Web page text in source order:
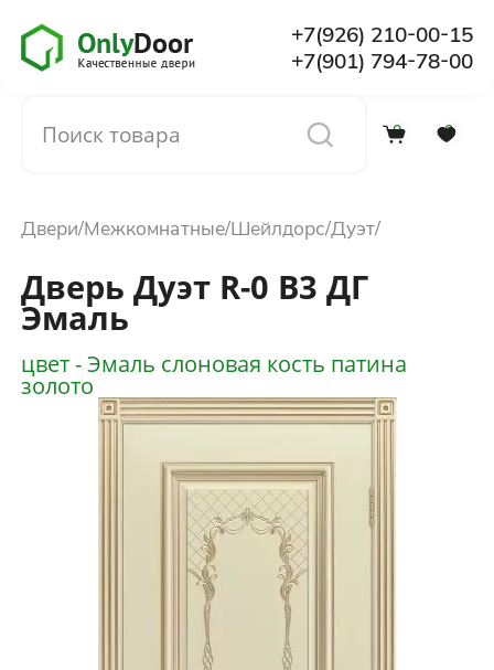
+7(926) 210-00-15
+7(901) 794-78-00
0 0
О компании
Установка
Доставка и оплата
Двери Межкомнатные Шейлдорс Дуэт
Дверь Дуэт R-0 В3 ДГ
Эмаль
цвет - Эмаль слоновая кость патина
золото